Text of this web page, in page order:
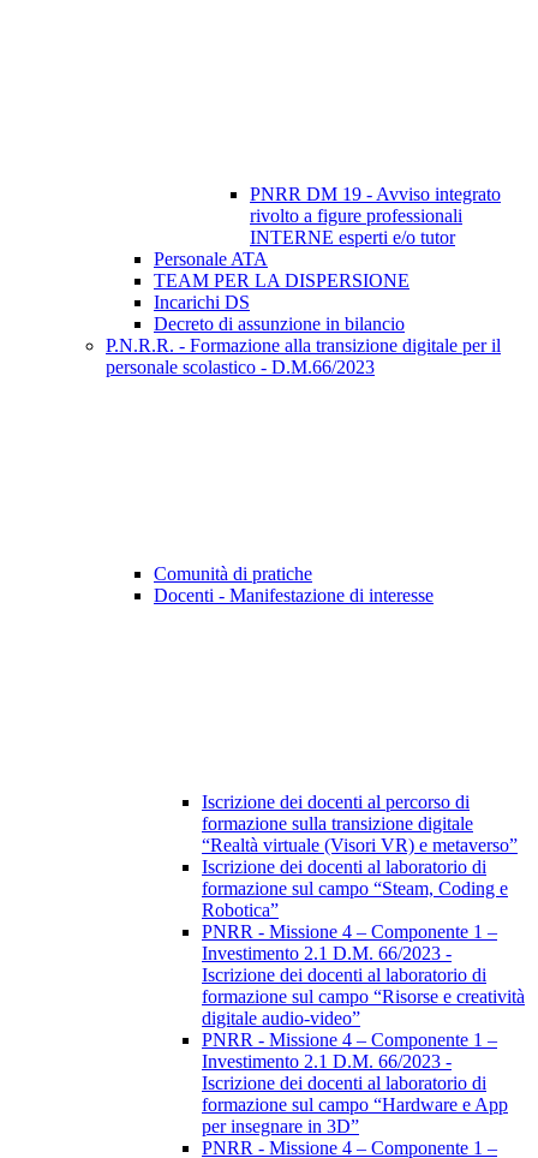
PNRR DM 19 - Avviso integrato
rivolto a figure professionali
INTERNE esperti e/o tutor
Personale ATA
TEAM PER LA DISPERSIONE
Incarichi DS
Decreto di assunzione in bilancio
P.N.R.R. - Formazione alla transizione digitale per il
personale scolastico - D.M.66/2023
Comunità di pratiche
Docenti - Manifestazione di interesse
Iscrizione dei docenti al percorso di
formazione sulla transizione digitale
“Realtà virtuale (Visori VR) e metaverso”
Iscrizione dei docenti al laboratorio di
formazione sul campo “Steam, Coding e
Robotica”
PNRR - Missione 4 – Componente 1 –
Investimento 2.1 D.M. 66/2023 -
Iscrizione dei docenti al laboratorio di
formazione sul campo “Risorse e creatività
digitale audio-video”
PNRR - Missione 4 – Componente 1 –
Investimento 2.1 D.M. 66/2023 -
Iscrizione dei docenti al laboratorio di
formazione sul campo “Hardware e App
per insegnare in 3D”
PNRR - Missione 4 – Componente 1 –